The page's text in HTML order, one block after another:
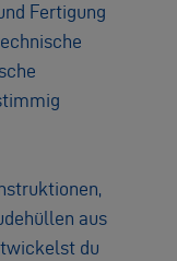
Fertigung
aus
du